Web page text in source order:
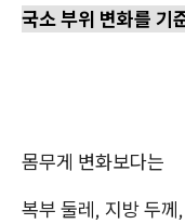
국소 부위 변화를 기
몸무게 변화보다는
복부 둘레, 지방 두